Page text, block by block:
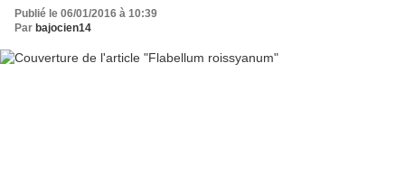
Publié le 06/01/2016 à 10:39
Par bajocien14